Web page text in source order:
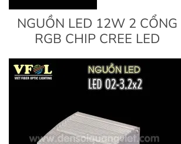
NGUỒN LED 12W 2 CỔNG
RGB CHIP CREE LED